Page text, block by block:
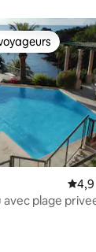
105
les plus
avec plage